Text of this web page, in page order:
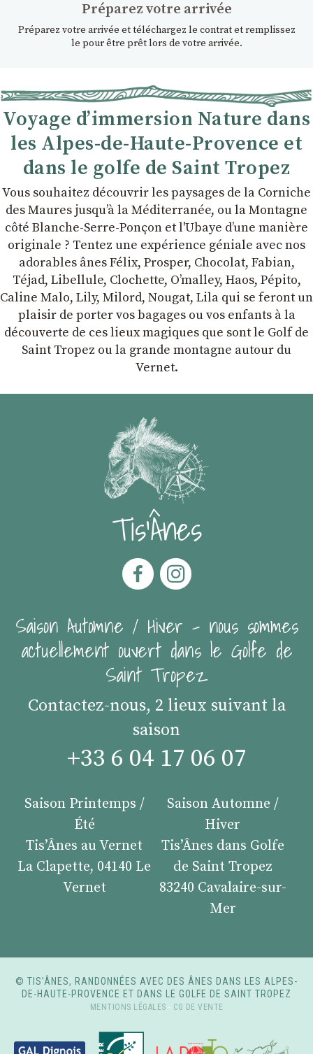
Préparez votre arrivée
Préparez votre arrivée et téléchargez le contrat et remplissez
le pour être prêt lors de votre arrivée.
Voyage d’immersion Nature dans
les Alpes-de-Haute-Provence et
dans le golfe de Saint Tropez
Vous souhaitez découvrir les paysages de la Corniche
des Maures jusqu’à la Méditerranée, ou la Montagne
côté Blanche-Serre-Ponçon et l'Ubaye dʼune manière
originale ? Tentez une expérience géniale avec nos
adorables ânes Félix, Prosper, Chocolat, Fabian,
Téjad, Libellule, Clochette, Oʼmalley, Haos, Pépito,
Caline Malo, Lily, Milord, Nougat, Lila qui se feront un
plaisir de porter vos bagages ou vos enfants à la
découverte de ces lieux magiques que sont le Golf de
Saint Tropez ou la grande montagne autour du
Vernet.
Tis'Ânes
Saison Automne / Hiver - nous sommes
actuellement ouvert dans le Golfe de
Saint Tropez
Contactez-nous, 2 lieux suivant la
saison
+33 6 04 17 06 07
Saison Printemps /
Été
Tis’Ânes au Vernet
La Clapette, 04140 Le
Vernet
Saison Automne /
Hiver
Tis’Ânes dans Golfe
de Saint Tropez
83240 Cavalaire-sur-
Mer
© TIS’ÂNES, RANDONNÉES AVEC DES ÂNES DANS LES ALPES-
DE-HAUTE-PROVENCE ET DANS LE GOLFE DE SAINT TROPEZ
MENTIONS LÉGALES - CG DE VENTE